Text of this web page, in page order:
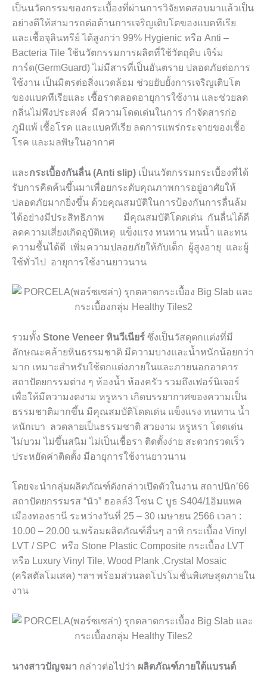
เป็นนวัตกรรมของกระเบื้องที่ผ่านการวิจัยทดสอบมาแล้วเป็น
อย่างดีให้สามารถต่อต้านการเจริญเติบโตของแบคทีเรีย
และเชื้อจุลินทรีย์ ได้สูงกว่า 99% Hygienic หรือ Anti –
Bacteria Tile ใช้นวัตกรรมการผลิตที่ใช้วัตถุดิบ เจิร์ม
การ์ด(GermGuard) ไม่มีสารที่เป็นอันตราย ปลอดภัยต่อการ
ใช้งาน เป็นมิตรต่อสิ่งแวดล้อม ช่วยยับยั้งการเจริญเติบโต
ของแบคทีเรียและ เชื้อราตลอดอายุการใช้งาน และช่วยลด
กลิ่นไม่พึงประสงค์ มีความโดดเด่นในการ กำจัดสารก่อ
ภูมิแพ้ เชื้อโรค และแบคทีเรีย ลดการแพร่กระจายของเชื้อ
โรค และมลพิษในอากาศ
และกระเบื้องกันลื่น (Anti slip) เป็นนวัตกรรมกระเบื้องที่ได้
รับการคิดค้นขึ้นมาเพื่อยกระดับคุณภาพการอยู่อาศัยให้
ปลอดภัยมากยิ่งขึ้น ด้วยคุณสมบัติในการป้องกันการลื่นล้ม
ได้อย่างมีประสิทธิภาพ มีคุณสมบัติโดดเด่น กันลื่นได้ดี
ลดความเสี่ยงเกิดอุบัติเหตุ แข็งแรง ทนทาน ทนน้ำ และทน
ความชื้นได้ดี เพิ่มความปลอยภัยให้กับเด็ก ผู้สูงอายุ และผู้
ใช้ทั่วไป อายุการใช้งานยาวนาน
รวมทั้ง Stone Veneer หินวีเนียร์ ซึ่งเป็นวัสดุตกแต่งที่มี
ลักษณะคล้ายหินธรรมชาติ มีความบางและน้ำหนักน้อยกว่า
มาก เหมาะสำหรับใช้ตกแต่งภายในและภายนอกอาคาร
สถาปัตยกรรมต่าง ๆ ห้องน้ำ ห้องครัว รวมถึงเฟอร์นิเจอร์
เพื่อให้มีความงดงาม หรูหรา เกิดบรรยากาศของความเป็น
ธรรมชาติมากขึ้น มีคุณสมบัติโดดเด่น แข็งแรง ทนทาน น้ำ
หนักเบา ลวดลายเป็นธรรมชาติ สวยงาม หรูหรา โดดเด่น
ไม่บวม ไม่ขึ้นสนิม ไม่เป็นเชื้อรา ติดตั้งง่าย สะดวกรวดเร็ว
ประหยัดค่าติดตั้ง มีอายุการใช้งานยาวนาน
โดยจะนำกลุ่มผลิตภัณฑ์ดังกล่าวเปิดตัวในงาน สถาปนิก’66
สถาปัตยกรรมรส “นัว” ฮอลล์3 โซน C บูธ S404/1อิมแพค
เมืองทองธานี ระหว่างวันที่ 25 – 30 เมษายน 2566 เวลา :
10.00 – 20.00 น.พร้อมผลิตภัณฑ์อื่นๆ อาทิ กระเบื้อง Vinyl
LVT / SPC หรือ Stone Plastic Composite กระเบื้อง LVT
หรือ Luxury Vinyl Tile, Wood Plank ,Crystal Mosaic
(คริสตัลโมเสค) ฯลฯ พร้อมส่วนลดโปรโมชั่นพิเศษสุดภายใน
งาน
นางสาวปัญจมา กล่าวต่อไปว่า ผลิตภัณฑ์ภายใต้แบรนด์